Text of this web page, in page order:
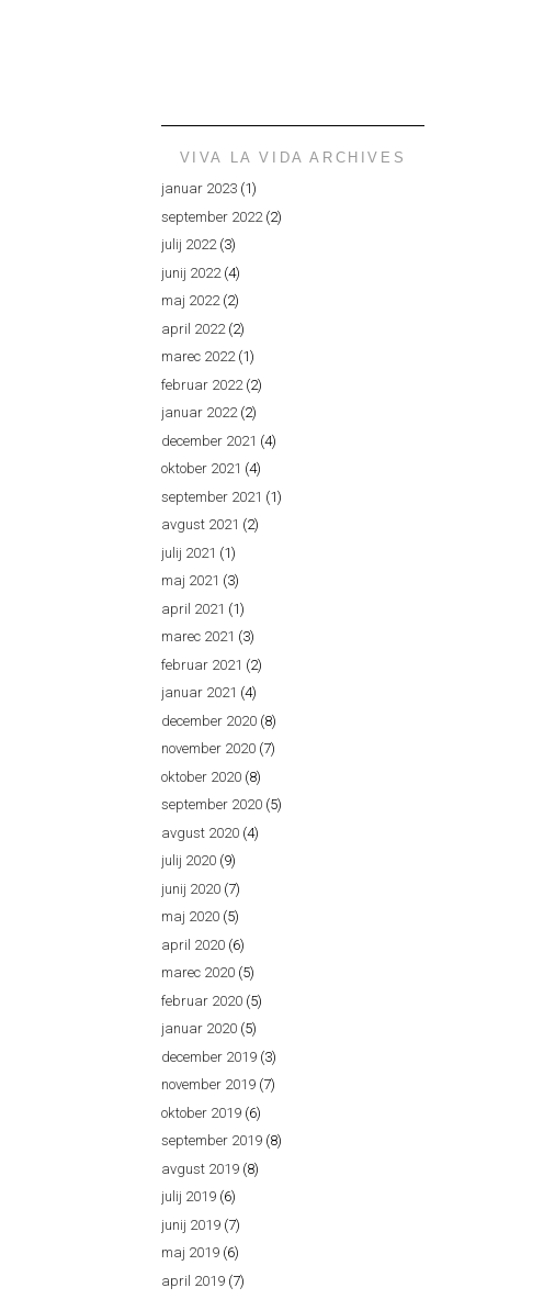
VIVA LA VIDA ARCHIVES
januar 2023 (1)
september 2022 (2)
julij 2022(3)
junij 2022 (4)
maj 2022(2)
april 2022 (2)
marec 2022(1)
februar 2022 (2)
januar 2022(2)
december 2021 (4)
oktober 2021 (4)
september 2021 (1)
avgust 2021 (2)
julij 2021 (1)
maj 2021 (3)
april 2021 (1)
marec 2021 (3)
februar 2021 (2)
januar 2021 (4)
december 2020 (8)
november 2020 (7)
oktober 2020 (8)
september 2020 (5)
avgust 2020 (4)
julij 2020 (9)
junij 2020 (7)
maj 2020 (5)
april 2020 (6)
marec 2020 (5)
februar 2020 (5)
januar 2020 (5)
december 2019 (3)
november 2019 (7)
oktober 2019 (6)
september 2019 (8)
avgust 2019 (8)
julij 2019 (6)
junij 2019 (7)
maj 2019 (6)
april 2019 (7)